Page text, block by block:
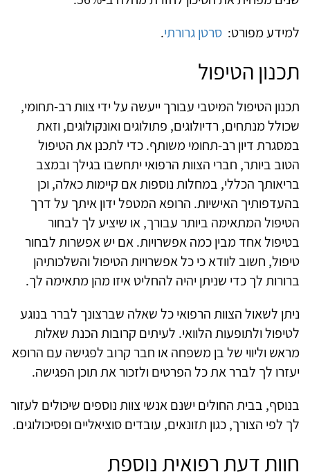
למידע מפורט: סרטן גרורתי.
תכנון הטיפול
תכנון הטיפול המיטבי עבורך ייעשה על ידי צוות רב-תחומי,
שכולל מנתחים, רדיולוגים, פתולוגים ואונקולוגים, וזאת
במסגרת דיון רב-תחומי משותף. כדי לתכנן את הטיפול
הטוב ביותר, חברי הצוות הרפואי יתחשבו בגילך ובמצב
בריאותך הכללי, במחלות נוספות אם קיימות כאלה, וכן
בהעדפותיך האישיות. הרופא המטפל ידון איתך על דרך
הטיפול המתאימה ביותר עבורך, או שיציע לך לבחור
בטיפול אחד מבין כמה אפשרויות. אם יש אפשרות לבחור
טיפול, חשוב לוודא כי כל אפשרויות הטיפול והשלכותיהן
ברורות לך כדי שניתן יהיה להחליט איזו מהן מתאימה לך.
ניתן לשאול הצוות הרפואי כל שאלה שברצונך לברר בנוגע
לטיפול ולתופעות הלוואי. לעיתים קרובות הכנת שאלות
מראש וליווי של בן משפחה או חבר קרוב לפגישה עם הרופא
יעזרו לך לברר את כל הפרטים ולזכור את תוכן הפגישה.
בנוסף, בבית החולים ישנם אנשי צוות נוספים שיכולים לעזור
לך לפי הצורך, כגון תזונאים, עובדים סוציאליים ופסיכולוגים.
חוות דעת רפואית נוספת